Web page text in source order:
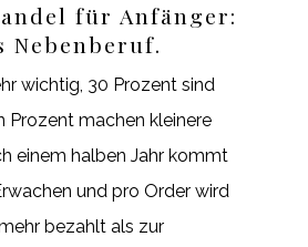
für Anfänger:
Nebenberuf.
wichtig, 30 Prozent sind
Prozent machen kleinere
einem halben Jahr kommt
und pro Order wird
bezahlt als zur